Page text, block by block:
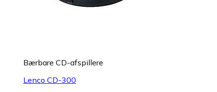
Bærbare CD-afspillere
Lenco CD-300